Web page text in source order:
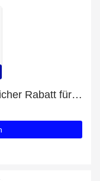
Bis zu 54% Rabatt plus zusätzlicher Rabatt für Habufa Highboard Brooklyn 37135